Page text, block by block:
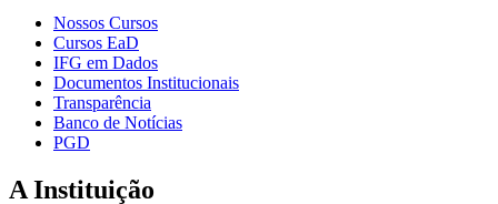
Nossos Cursos
Cursos EaD
IFG em Dados
Documentos Institucionais
Transparência
Banco de Notícias
PGD
A Instituição